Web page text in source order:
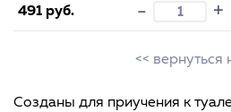
491 руб. - +
<< вернуться
Созданы для приучения к